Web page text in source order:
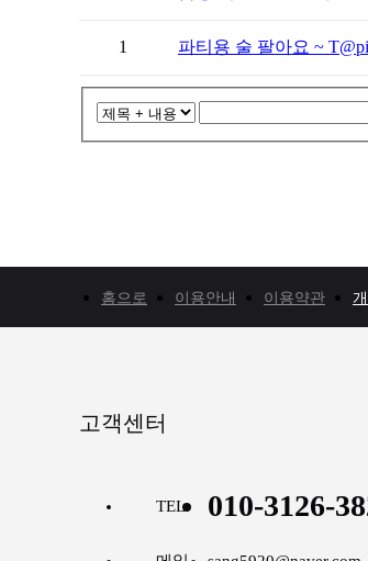
1 파티용 술 팔아요 ~
홈으로 이용안내 이용약관
고객센터
TEL 010-3126-